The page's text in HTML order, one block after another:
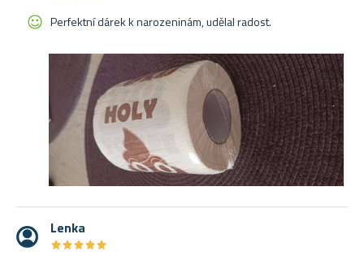
Perfektní dárek k narozeninám, udělal radost.
Lenka
★★★★★
★★★★★